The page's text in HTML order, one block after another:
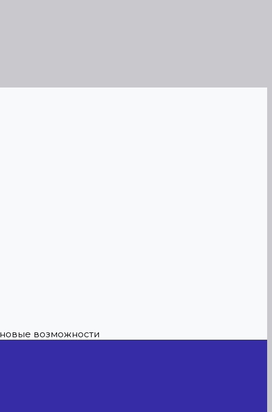
новые возможности